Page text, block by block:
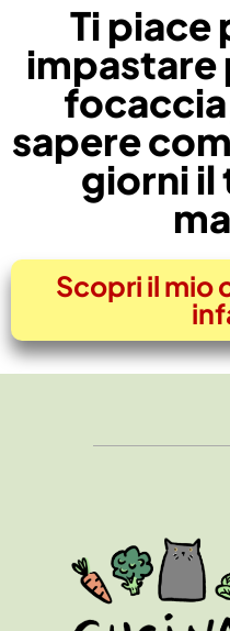
Ti piace
impastare
sapere
giorni il
Scopri il mio